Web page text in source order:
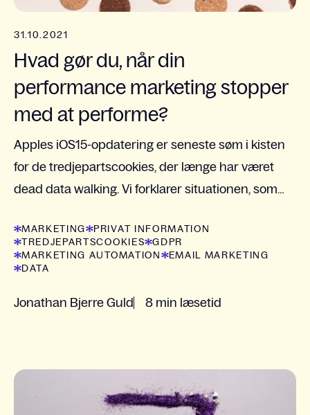
31.10.2021
Hvad gør du, når din
performance marketing stopper
med at performe?
Apples iOS15-opdatering er seneste søm i kisten
for de tredjepartscookies, der længe har været
dead data walking. Vi forklarer situationen, som
MARKETING
PRIVAT INFORMATION
TREDJEPARTSCOOKIES
GDPR
MARKETING AUTOMATION
EMAIL MARKETING
DATA
Jonathan Bjerre Guld 8 min læsetid